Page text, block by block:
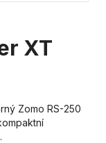
XT
Zomo RS-250